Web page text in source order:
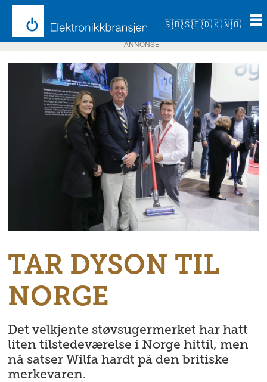
🇬🇧🇸🇪🇩🇰🇳🇴
ANNONSE
TAR DYSON TIL
NORGE
Det velkjente støvsugermerket har hatt
liten tilstedeværelse i Norge hittil, men
nå satser Wilfa hardt på den britiske
merkevaren.